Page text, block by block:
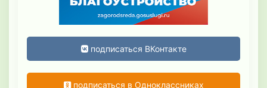
подписаться ВКонтакте
подписаться в Одноклассниках